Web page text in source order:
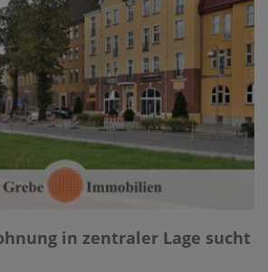
in zentraler Lage sucht